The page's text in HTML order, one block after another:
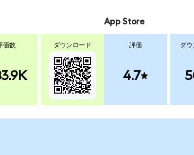
価数 ダウンロード
App Store
評価
4.7
ダ